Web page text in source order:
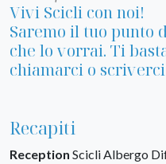
Vivi Scicli con noi!
Saremo il tuo punto
che lo vorrai. Ti
chiamarci o
Recapiti
Reception Scicli Albergo